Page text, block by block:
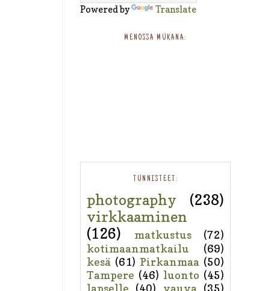
Powered by Translate
MENOSSA MUKANA:
TUNNISTEET:
photography
(238)
virkkaaminen
(126)
matkustus
(72)
kotimaanmatkailu
(69)
kesä (61) Pirkanmaa (50)
Tampere (46) luonto (45)
lapselle
(40) vauva (35)